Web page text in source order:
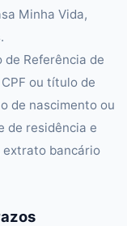
Minha Vida,
de Referência de
ou título de
de nascimento ou
de residência e
extrato bancário